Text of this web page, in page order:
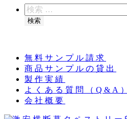
検
索
検索
無料サンプル請求
商品サンプルの貸出
製作実績
よくある質問（Q&A）
会社概要